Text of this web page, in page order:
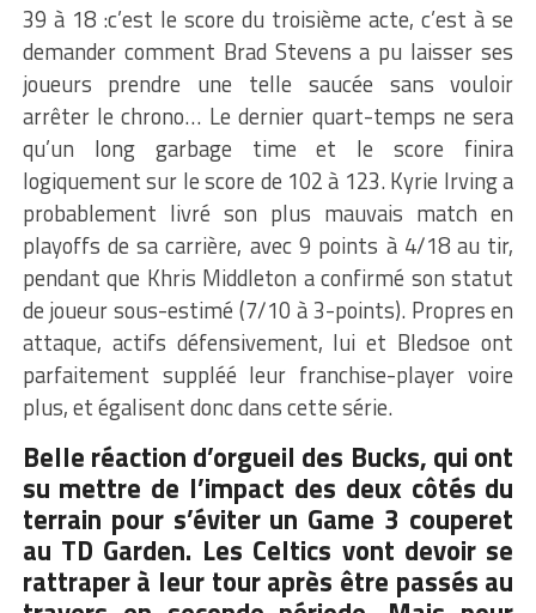
39 à 18 :c’est le score du troisième acte, c’est à se
demander comment Brad Stevens a pu laisser ses
joueurs prendre une telle saucée sans vouloir
arrêter le chrono… Le dernier quart-temps ne sera
qu’un long garbage time et le score finira
logiquement sur le score de 102 à 123. Kyrie Irving a
probablement livré son plus mauvais match en
playoffs de sa carrière, avec 9 points à 4/18 au tir,
pendant que Khris Middleton a confirmé son statut
de joueur sous-estimé (7/10 à 3-points). Propres en
attaque, actifs défensivement, lui et Bledsoe ont
parfaitement suppléé leur franchise-player voire
plus, et égalisent donc dans cette série.
Belle réaction d’orgueil des Bucks, qui ont
su mettre de l’impact des deux côtés du
terrain pour s’éviter un Game 3 couperet
au TD Garden. Les Celtics vont devoir se
rattraper à leur tour après être passés au